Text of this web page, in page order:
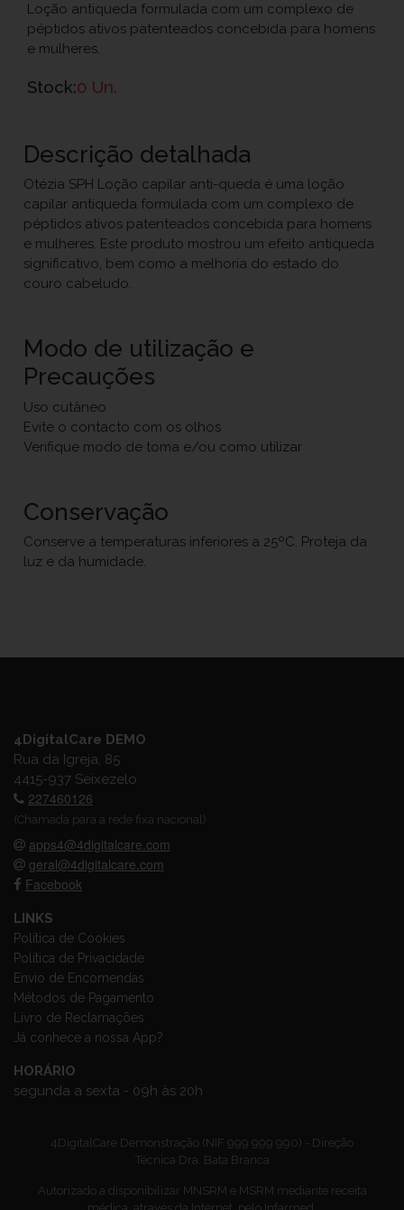
Loção antiqueda formulada com um complexo de
péptidos ativos patenteados concebida para homens
e mulheres.
Stock:0 Un.
Descrição detalhada
Otézia SPH Loção capilar anti-queda é uma loção
capilar antiqueda formulada com um complexo de
péptidos ativos patenteados concebida para homens
e mulheres. Este produto mostrou um efeito antiqueda
significativo, bem como a melhoria do estado do
couro cabeludo.
Modo de utilização e
Precauções
Uso cutâneo
Evite o contacto com os olhos
Verifique modo de toma e/ou como utilizar
Conservação
Conserve a temperaturas inferiores a 25ºC. Proteja da
luz e da humidade.
4DigitalCare DEMO
Rua da Igreja, 85
4415-937 Seixezelo
227460126
(Chamada para a rede fixa nacional)
apps4@4digitalcare.com
geral@4digitalcare.com
Facebook
LINKS
Política de Cookies
Política de Privacidade
Envio de Encomendas
Métodos de Pagamento
Livro de Reclamações
Já conhece a nossa App?
HORÁRIO
segunda a sexta - 09h às 20h
4DigitalCare Demonstração (NIF 999 999 990) - Direção
Técnica Dra. Bata Branca
Autorizado a disponibilizar MNSRM e MSRM mediante receita